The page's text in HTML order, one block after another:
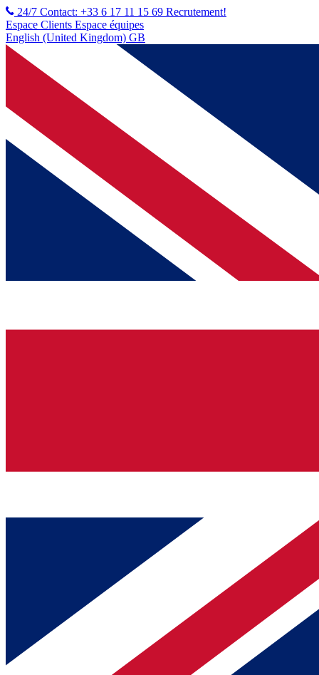
24/7 Contact: +33 6 17 11 15 69 Recrutement!
Espace Clients Espace équipes
English (United Kingdom) GB